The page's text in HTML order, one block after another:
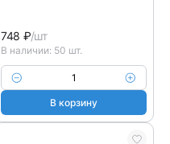
748 ₽/шт
В наличии: 50 шт.
В корзину